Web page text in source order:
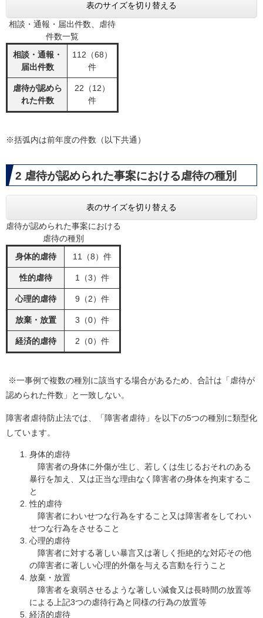
表のサイズを切り替える
相談・通報・届出件数、虐待
件数一覧
相談・通報・
届出件数
112（68）
件
虐待が認めら
れた件数
22（12）
件
※括弧内は前年度の件数（以下共通）
2 虐待が認められた事案における虐待の種別
表のサイズを切り替える
虐待が認められた事案における
虐待の種別
身体的虐待
11（8）件
性的虐待 1（3）件
心理的虐待 9（2）件
放棄・放置 3（0）件
経済的虐待 2（0）件
※一事例で複数の種別に該当する場合があるため、合計は「虐待が
認められた件数」と一致しない。
障害者虐待防止法では、「障害者虐待」を以下の5つの種別に類型化
しています。
身体的虐待
障害者の身体に外傷が生じ、若しくは生じるおそれのある
暴行を加え、又は正当な理由なく障害者の身体を拘束するこ
と
性的虐待
障害者にわいせつな行為をすること又は障害者をしてわい
せつな行為をさせること
心理的虐待
障害者に対する著しい暴言又は著しく拒絶的な対応その他
の障害者に著しい心理的外傷を与える言動を行うこと
放棄・放置
障害者を衰弱させるような著しい減食又は長時間の放置等
による上記3つの虐待行為と同様の行為の放置等
経済的虐待